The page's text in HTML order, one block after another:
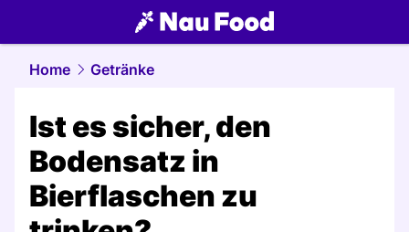
food.NAU.ch
Home Getränke
Ist es sicher, den
Bodensatz in
Bierflaschen zu